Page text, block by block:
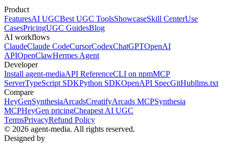
Product
FeaturesAI UGCBest UGC ToolsShowcaseSkill CenterUse
CasesPricingUGC GuidesBlog
AI workflows
ClaudeClaude CodeCursorCodexChatGPTOpenAI
APIOpenClawHermes Agent
Developer
Install agent-mediaAPI ReferenceCLI on npmMCP
ServerTypeScript SDKPython SDKOpenAPI SpecGitHubllms.txt
Compare
HeyGenSynthesiaArcadsCreatifyArcads MCPSynthesia
MCPHeyGen pricingCheapest AI UGC
TermsPrivacyRefund Policy
© 2026 agent-media. All rights reserved.
Designed by